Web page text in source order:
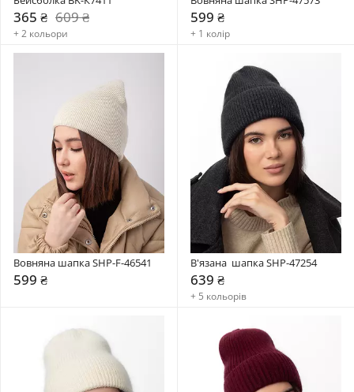
365 ₴ 609 ₴
+ 2 кольори
599 ₴
+ 1 колір
Вовняна шапка SHP-F-46541
599 ₴
В'язана  шапка SHP-47254
639 ₴
+ 5 кольорів